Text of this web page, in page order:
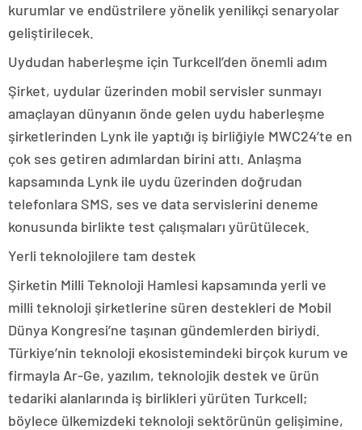
kurumlar ve endüstrilere yönelik yenilikçi senaryolar
geliştirilecek.
Uydudan haberleşme için Turkcell’den önemli adım
Şirket, uydular üzerinden mobil servisler sunmayı
amaçlayan dünyanın önde gelen uydu haberleşme
şirketlerinden Lynk ile yaptığı iş birliğiyle MWC24’te en
çok ses getiren adımlardan birini attı. Anlaşma
kapsamında Lynk ile uydu üzerinden doğrudan
telefonlara SMS, ses ve data servislerini deneme
konusunda birlikte test çalışmaları yürütülecek.
Yerli teknolojilere tam destek
Şirketin Milli Teknoloji Hamlesi kapsamında yerli ve
milli teknoloji şirketlerine süren destekleri de Mobil
Dünya Kongresi’ne taşınan gündemlerden biriydi.
Türkiye’nin teknoloji ekosistemindeki birçok kurum ve
firmayla Ar-Ge, yazılım, teknolojik destek ve ürün
tedariki alanlarında iş birlikleri yürüten Turkcell;
böylece ülkemizdeki teknoloji sektörünün gelişimine,